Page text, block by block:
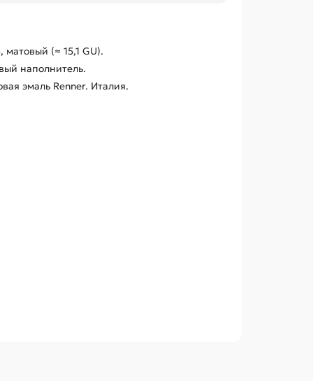
матовый (≈ 15,1 GU).
наполнитель.
эмаль Renner. Италия.